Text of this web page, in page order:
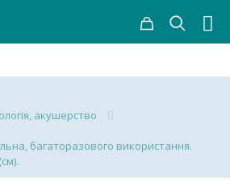
акушерство
багаторазового використання.